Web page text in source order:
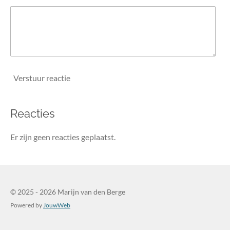
Verstuur reactie
Reacties
Er zijn geen reacties geplaatst.
© 2025 - 2026 Marijn van den Berge
Powered by JouwWeb